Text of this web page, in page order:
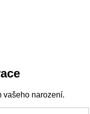
vašeho narození.